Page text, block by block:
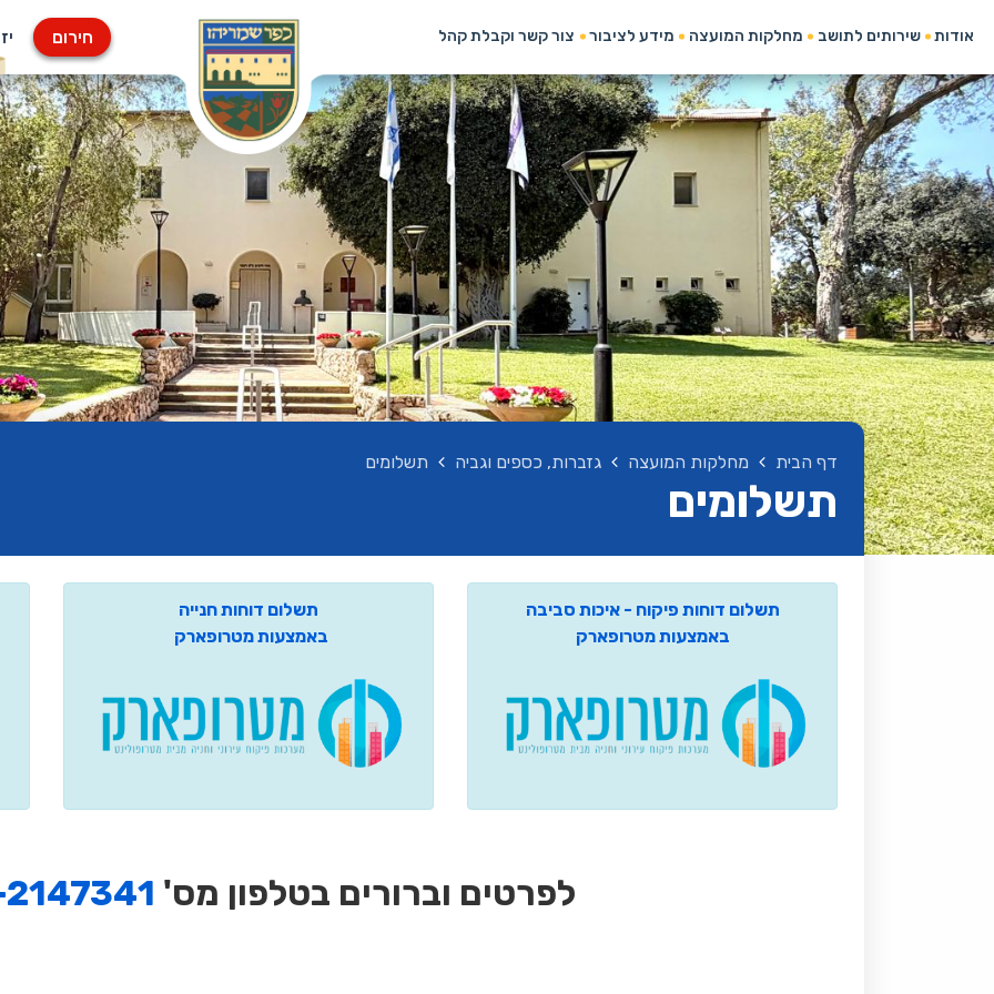
אודות שירותים לתושב מחלקות המועצה מידע לציבור צור קשר וקבלת קהל חירום
דף הבית מחלקות המועצה גזברות, כספים וגביה תשלומים
תשלומים
תשלום דוחות פיקוח - איכות סביבה
באמצעות מטרופארק
תשלום דוחות חנייה
באמצעות מטרופארק
לפרטים וברורים בטלפון מס'